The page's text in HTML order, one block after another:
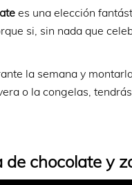
es una elección
si, sin nada que
la semana y
o la congelas,
de chocolate y